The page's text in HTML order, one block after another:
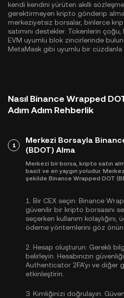
kendi kendini yürüten akıllı
gerektirmeyen kripto gönderip
merkeziyetsiz borsalar, binlerce
satımını destekler. Tokenlerin çoğu,
EVM uyumlu blok zincirlerinde
MetaMask gibi uyumlu bir cüzdanla
Nasıl Binance Wrapped
Adım Adım Rehberlik
1
Merkezi Borsayla
(BDOT) Alma
Merkezi bir borsa, kripto satın
basit ve en yaygın yoludur.
şekilde Binance Wrapped DOT
1. Bir CEX seçin: Binance
güvenilir bir kripto borsasını
seçerken kullanım
ödeme yöntemlerini göz
2. Hesap oluşturun: Gerekli
belirleyin. Hesabınızın
Authenticator 2FA'yı ve diğer
etkinleştirin.
3. Kimliğinizi doğrulayın: